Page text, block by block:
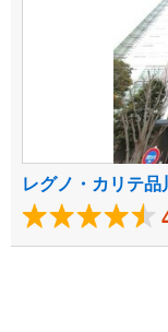
レグノ・カリテ